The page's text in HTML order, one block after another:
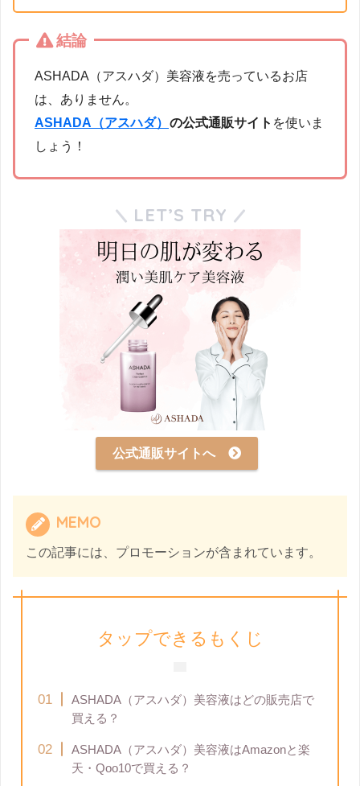
結論
ASHADA（アスハダ）美容液を売っているお店
は、ありません。
ASHADA（アスハダ） の公式通販サイト を使いま
しょう！
LET’S TRY
公式通販サイトへ
MEMO
この記事には、プロモーションが含まれています。
タップできるもくじ
ASHADA（アスハダ）美容液はどの販売店で
買える？
ASHADA（アスハダ）美容液はAmazonと楽
天・Qoo10で買える？